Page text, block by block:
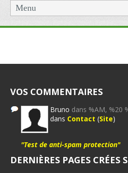
Menu
VOS COMMENTAIRES
Bruno dans %AM, %20
dans Contact (Site)
"Test de anti-spam protection"
DERNIÈRES PAGES CRÉES